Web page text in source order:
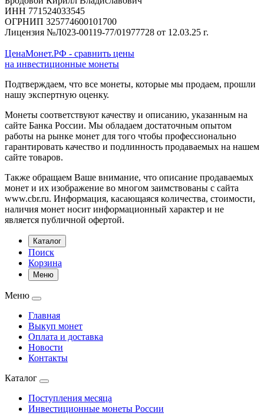
ИНН 771524033545
ОГРНИП 325774600101700
Лицензия №Л023-00119-77/01977728 от 12.03.25 г.
ЦенаМонет.РФ - сравнить цены
на инвестиционные монеты
Подтверждаем, что все монеты, которые мы продаем, прошли
нашу экспертную оценку.
Монеты соответствуют качеству и описанию, указанным на
сайте Банка России. Мы обладаем достаточным опытом
работы на рынке монет для того чтобы профессионально
гарантировать качество и подлинность продаваемых на нашем
сайте товаров.
Также обращаем Ваше внимание, что описание продаваемых
монет и их изображение во многом заимствованы с сайта
www.cbr.ru. Информация, касающаяся количества, стоимости,
наличия монет носит информационный характер и не
является публичной офертой.
Каталог
Поиск
Корзина
Меню
Меню
Главная
Выкуп монет
Оплата и доставка
Новости
Контакты
Каталог
Поступления месяца
Инвестиционные монеты России